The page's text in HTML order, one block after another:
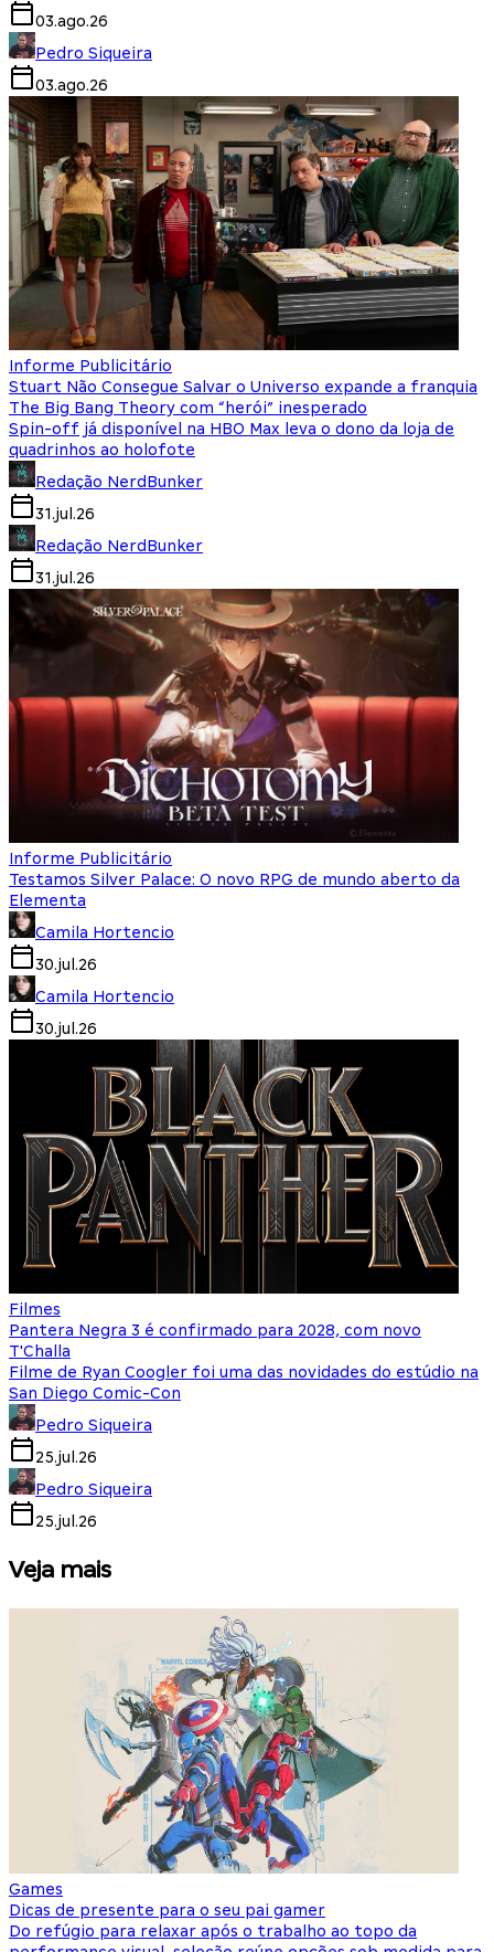
03.ago.26
Pedro Siqueira
03.ago.26
Informe Publicitário
Stuart Não Consegue Salvar o Universo expande a franquia
The Big Bang Theory com “herói” inesperado
Spin-off já disponível na HBO Max leva o dono da loja de
quadrinhos ao holofote
Redação NerdBunker
31.jul.26
Redação NerdBunker
31.jul.26
Informe Publicitário
Testamos Silver Palace: O novo RPG de mundo aberto da
Elementa
Camila Hortencio
30.jul.26
Camila Hortencio
30.jul.26
Filmes
Pantera Negra 3 é confirmado para 2028, com novo
T'Challa
Filme de Ryan Coogler foi uma das novidades do estúdio na
San Diego Comic-Con
Pedro Siqueira
25.jul.26
Pedro Siqueira
25.jul.26
Veja mais
Games
Dicas de presente para o seu pai gamer
Do refúgio para relaxar após o trabalho ao topo da